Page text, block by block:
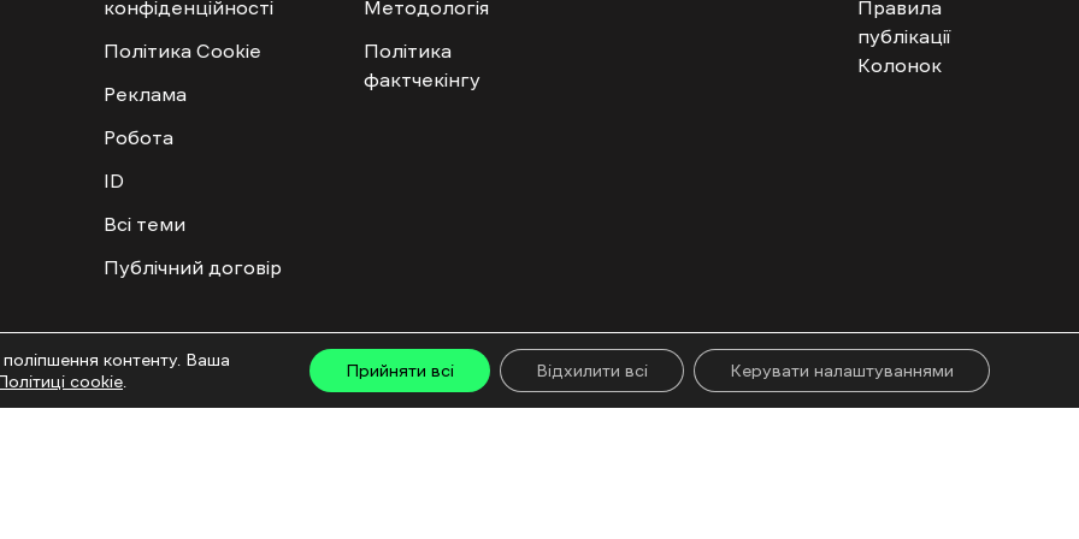
конфіденційності
Політика Cookie
Реклама
Робота
ID
Всі теми
Публічний договір
Методологія
Політика
фактчекінгу
Правила
публікації
Колонок
дозволяється лише за наявності активного посилання на “Ґвара Медіа” не нижче другого абзацу. Використання контенту цифрових платформ дозволено за
та інтегрованих продуктів дозволяється за умови отримання схвалення від редакції.
ГО «Ґвара Медіа», 61057, Харків, вул. Гоголя, 14, абонентська скринька №7400
контенту. Ваша
Політиці cookie
Прийняти всі Відхилити всі Керувати налаштуваннями